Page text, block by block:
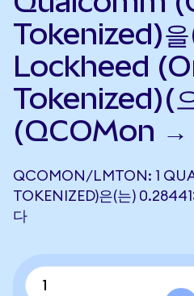
Tokenized)
Lockheed
Tokenized)(
(QCOMon →
QCOMON/LMTON: 1
TOKENIZED)은(는)
다